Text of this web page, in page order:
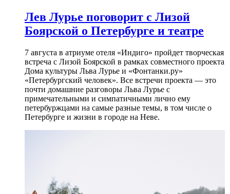
Лев Лурье поговорит с Лизой
Боярской о Петербурге и театре
7 августа в атриуме отеля «Индиго» пройдет творческая
встреча с Лизой Боярской в рамках совместного проекта
Дома культуры Льва Лурье и «Фонтанки.ру»
«Петербургский человек». Все встречи проекта — это
почти домашние разговоры Льва Лурье с
примечательными и симпатичными лично ему
петербуржцами на самые разные темы, в том числе о
Петербурге и жизни в городе на Неве.